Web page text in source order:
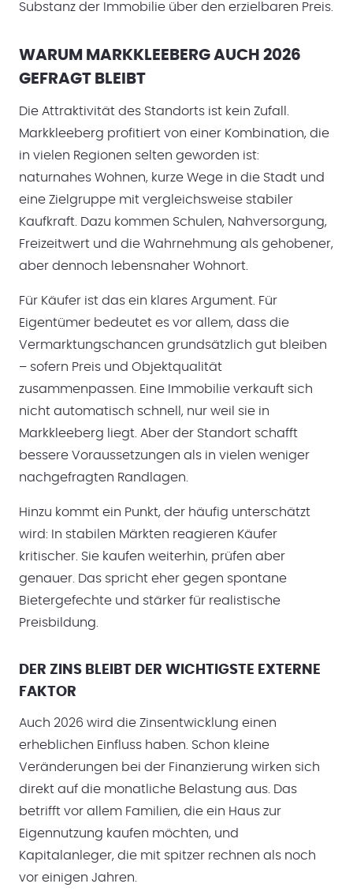
Substanz der Immobilie über den erzielbaren Preis.
WARUM MARKKLEEBERG AUCH 2026
GEFRAGT BLEIBT
Die Attraktivität des Standorts ist kein Zufall.
Markkleeberg profitiert von einer Kombination, die
in vielen Regionen selten geworden ist:
naturnahes Wohnen, kurze Wege in die Stadt und
eine Zielgruppe mit vergleichsweise stabiler
Kaufkraft. Dazu kommen Schulen, Nahversorgung,
Freizeitwert und die Wahrnehmung als gehobener,
aber dennoch lebensnaher Wohnort.
Für Käufer ist das ein klares Argument. Für
Eigentümer bedeutet es vor allem, dass die
Vermarktungschancen grundsätzlich gut bleiben
– sofern Preis und Objektqualität
zusammenpassen. Eine Immobilie verkauft sich
nicht automatisch schnell, nur weil sie in
Markkleeberg liegt. Aber der Standort schafft
bessere Voraussetzungen als in vielen weniger
nachgefragten Randlagen.
Hinzu kommt ein Punkt, der häufig unterschätzt
wird: In stabilen Märkten reagieren Käufer
kritischer. Sie kaufen weiterhin, prüfen aber
genauer. Das spricht eher gegen spontane
Bietergefechte und stärker für realistische
Preisbildung.
DER ZINS BLEIBT DER WICHTIGSTE EXTERNE
FAKTOR
Auch 2026 wird die Zinsentwicklung einen
erheblichen Einfluss haben. Schon kleine
Veränderungen bei der Finanzierung wirken sich
direkt auf die monatliche Belastung aus. Das
betrifft vor allem Familien, die ein Haus zur
Eigennutzung kaufen möchten, und
Kapitalanleger, die mit spitzer rechnen als noch
vor einigen Jahren.